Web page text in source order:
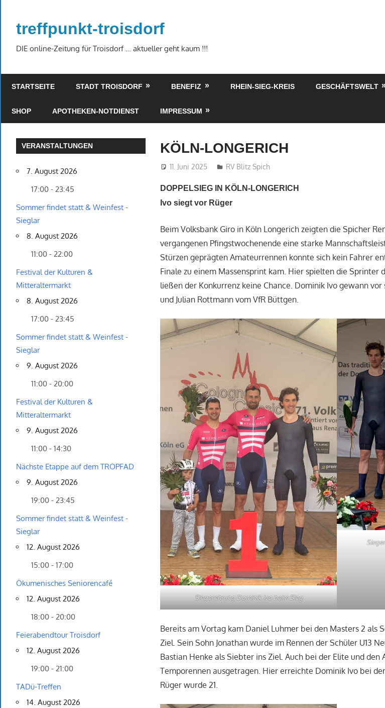
springen
treffpunkt-troisdorf
DIE online-Zeitung für Troisdorf … aktueller geht kaum !!!
STARTSEITE STADT TROISDORF BENEFIZ RHEIN-SIEG-KREIS GESCHÄFTSWELT
SHOP APOTHEKEN-NOTDIENST IMPRESSUM
KÖLN-LONGERICH
11. Juni 2025 treffpunkt
RV Blitz Spich
DOPPELSIEG IN KÖLN-LONGERICH
Ivo siegt vor Rüger
Beim Volksbank Giro in Köln Longerich zeigten die Spicher
vergangenen Pfingstwochenende eine starke
Stürzen geprägten Amateurrennen konnte sich kein Fahrer
Finale zu einem Massensprint kam. Hier spielten die Sprinter
ließen der Konkurrenz keine Chance. Dominik Ivo gewann
und Julian Rottmann vom VfR Büttgen.
Siegerehrung Dominik Ivo beim Sieg
Bereits am Vortag kam Daniel Luhmer bei den Masters 2 als
Ziel. Sein Sohn Jonathan wurde im Rennen der Schüler U13
Bastian Henke als Siebter ins Ziel. Auch bei der Elite und den
Temporennen ausgetragen. Hier erreichte Dominik Ivo bei
Rüger wurde 21.
VERANSTALTUNGEN
7. August 2026
17:00 - 23:45
Sommer findet statt & Weinfest -
Sieglar
8. August 2026
11:00 - 22:00
Festival der Kulturen &
Mitteraltermarkt
8. August 2026
17:00 - 23:45
Sommer findet statt & Weinfest -
Sieglar
9. August 2026
11:00 - 20:00
Festival der Kulturen &
Mitteraltermarkt
9. August 2026
11:00 - 14:30
Nächste Etappe auf dem TROPFAD
9. August 2026
19:00 - 23:45
Sommer findet statt & Weinfest -
Sieglar
12. August 2026
15:00 - 17:00
Ökumenisches Seniorencafé
12. August 2026
18:00 - 20:00
Feierabendtour Troisdorf
12. August 2026
19:00 - 21:00
TADü-Treffen
14. August 2026